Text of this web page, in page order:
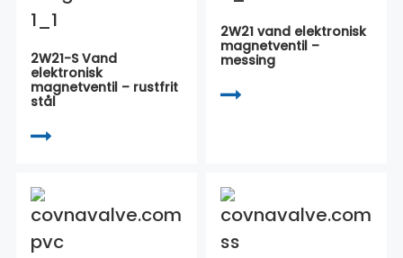
2W21-S Vand
elektronisk
magnetventil – rustfrit
stål
2W21 vand elektronisk
magnetventil –
messing